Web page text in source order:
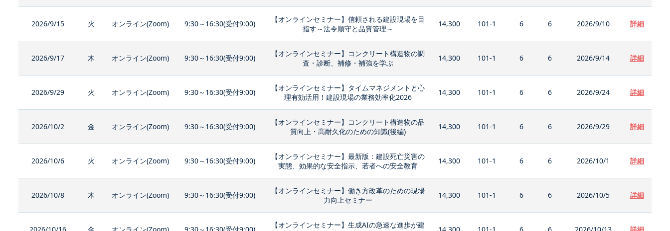
2026/9/15 火 オンライン(Zoom) 9:30～16:30(受付9:00)
【オンラインセミナー】信頼される建設現場を目
指す～法令順守と品質管理～
14,300 101-1 6 6 2026/9/10 詳細
2026/9/17 木 オンライン(Zoom) 9:30～16:30(受付9:00)
【オンラインセミナー】コンクリート構造物の調
査・診断、補修・補強を学ぶ
14,300 101-1 6 6 2026/9/14 詳細
2026/9/29 火 オンライン(Zoom) 9:30～16:30(受付9:00)
【オンラインセミナー】タイムマネジメントと心
理有効活用！建設現場の業務効率化2026
14,300 101-1 6 6 2026/9/24 詳細
2026/10/2 金 オンライン(Zoom) 9:30～16:30(受付9:00)
【オンラインセミナー】コンクリート構造物の品
質向上・高耐久化のための知識(後編)
14,300 101-1 6 6 2026/9/29 詳細
2026/10/6 火 オンライン(Zoom) 9:30～16:30(受付9:00)
【オンラインセミナー】最新版：建設死亡災害の
実態、効果的な安全指示、若者への安全教育
14,300 101-1 6 6 2026/10/1 詳細
2026/10/8 木 オンライン(Zoom) 9:30～16:30(受付9:00)
【オンラインセミナー】働き方改革のための現場
力向上セミナー
14,300 101-1 6 6 2026/10/5 詳細
【オンラインセミナー】生成AIの急速な進歩が建